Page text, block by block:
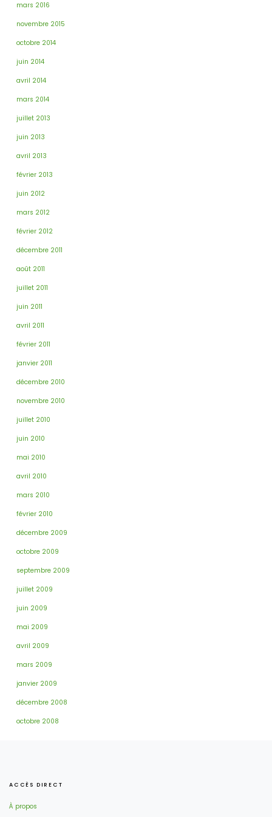
mars 2016
novembre 2015
octobre 2014
juin 2014
avril 2014
mars 2014
juillet 2013
juin 2013
avril 2013
février 2013
juin 2012
mars 2012
février 2012
décembre 2011
août 2011
juillet 2011
juin 2011
avril 2011
février 2011
janvier 2011
décembre 2010
novembre 2010
juillet 2010
juin 2010
mai 2010
avril 2010
mars 2010
février 2010
décembre 2009
octobre 2009
septembre 2009
juillet 2009
juin 2009
mai 2009
avril 2009
mars 2009
janvier 2009
décembre 2008
octobre 2008
ACCÈS DIRECT
À propos